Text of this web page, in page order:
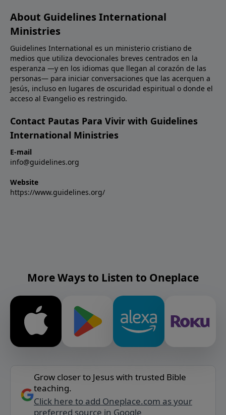
About Guidelines International
Ministries
Guidelines International es un ministerio cristiano de
medios que utiliza devocionales breves centrados en la
esperanza —y en los idiomas que llegan al corazón de las
personas— para iniciar conversaciones que las acerquen a
Jesús, incluso en lugares de oscuridad espiritual o donde el
acceso al Evangelio es restringido.
Contact Pautas Para Vivir with Guidelines
International Ministries
E-mail
info@guidelines.org
Website
https://www.guidelines.org/
More Ways to Listen to Oneplace
Grow closer to Jesus with trusted Bible
teaching.
Click here to add Oneplace.com as your
preferred source in Google